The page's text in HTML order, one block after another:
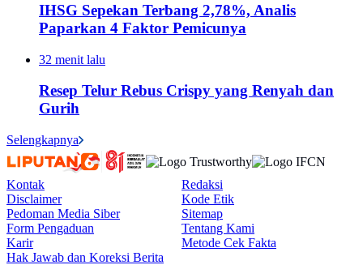
IHSG Sepekan Terbang 2,78%, Analis
Paparkan 4 Faktor Pemicunya
32 menit lalu
Resep Telur Rebus Crispy yang Renyah dan
Gurih
Selengkapnya
Kontak
Redaksi
Disclaimer
Kode Etik
Pedoman Media Siber
Sitemap
Form Pengaduan
Tentang Kami
Karir
Metode Cek Fakta
Hak Jawab dan Koreksi Berita